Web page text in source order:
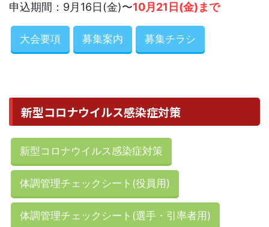
申込期間：9月16日(金)〜10月21日(金)まで
大会要項 募集案内 募集チラシ
新型コロナウイルス感染症対策
新型コロナウイルス感染症対策
体調管理チェックシート(役員用)
体調管理チェックシート(選手・引率者用)